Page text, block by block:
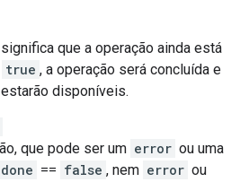
que a operação ainda está
true , a operação será concluída e
estarão disponíveis.
que pode ser um error ou uma
done == false , nem error ou